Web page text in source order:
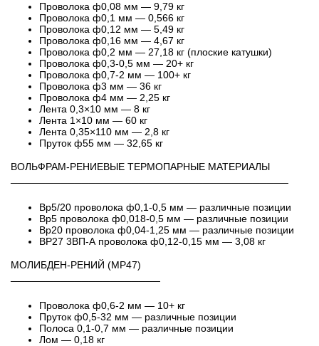
Проволока ф0,08 мм — 9,79 кг
Проволока ф0,1 мм — 0,566 кг
Проволока ф0,12 мм — 5,49 кг
Проволока ф0,16 мм — 4,67 кг
Проволока ф0,2 мм — 27,18 кг (плоские катушки)
Проволока ф0,3-0,5 мм — 20+ кг
Проволока ф0,7-2 мм — 100+ кг
Проволока ф3 мм — 36 кг
Проволока ф4 мм — 2,25 кг
Лента 0,3×10 мм — 8 кг
Лента 1×10 мм — 60 кг
Лента 0,35×110 мм — 2,8 кг
Пруток ф55 мм — 32,65 кг
ВОЛЬФРАМ-РЕНИЕВЫЕ ТЕРМОПАРНЫЕ МАТЕРИАЛЫ
───────────────────────────────────────
Вр5/20 проволока ф0,1-0,5 мм — различные позиции
Вр5 проволока ф0,018-0,5 мм — различные позиции
Вр20 проволока ф0,04-1,25 мм — различные позиции
ВР27 3ВП-А проволока ф0,12-0,15 мм — 3,08 кг
МОЛИБДЕН-РЕНИЙ (МР47)
─────────────────────
Проволока ф0,6-2 мм — 10+ кг
Пруток ф0,5-32 мм — различные позиции
Полоса 0,1-0,7 мм — различные позиции
Лом — 0,18 кг